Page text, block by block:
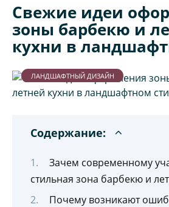
Свежие идеи
зоны барбекю и
кухни в
ЛАНДШАФТНЫЙ ДИЗАЙН
Содержание:
Зачем современному
стильная зона барбекю и
Почему возникают